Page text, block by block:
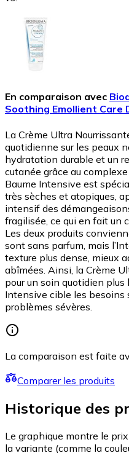
En comparaison avec
Soothing Emollient Care
La Crème Ultra
quotidienne sur les peaux
hydratation durable et un
cutanée grâce au
Baume Intensive est
très sèches et atopiques,
intensif des
fragilisée, ce qui en fait un
Les deux produits
sont sans parfum, mais
texture plus dense, mieux
abîmées. Ainsi, la Crème
pour un soin quotidien plus
Intensive cible les besoins
problèmes sévères.
La comparaison est faite
Comparer les produits
Historique des
Le graphique montre le
la variante (comme la